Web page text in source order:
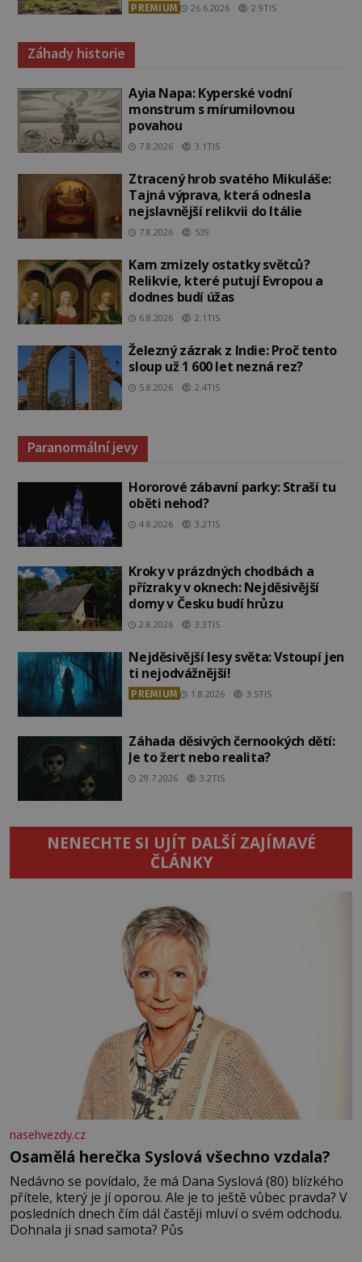
PREMIUM 26.6.2026 2.9TIS
Záhady historie
Ayia Napa: Kyperské vodní
monstrum s mírumilovnou
povahou
7.8.2026 3.1TIS
Ztracený hrob svatého Mikuláše:
Tajná výprava, která odnesla
nejslavnější relikvii do Itálie
7.8.2026 539
Kam zmizely ostatky světců?
Relikvie, které putují Evropou a
dodnes budí úžas
6.8.2026 2.1TIS
Železný zázrak z Indie: Proč tento
sloup už 1 600 let nezná rez?
5.8.2026 2.4TIS
Paranormální jevy
Hororové zábavní parky: Straší tu
oběti nehod?
4.8.2026 3.2TIS
Kroky v prázdných chodbách a
přízraky v oknech: Nejděsivější
domy v Česku budí hrůzu
2.8.2026 3.3TIS
Nejděsivější lesy světa: Vstoupí jen
ti nejodvážnější!
PREMIUM 1.8.2026 3.5TIS
Záhada děsivých černookých dětí:
Je to žert nebo realita?
29.7.2026 3.2TIS
NENECHTE SI UJÍT DALŠÍ ZAJÍMAVÉ
ČLÁNKY
nasehvezdy.cz
Osamělá herečka Syslová všechno vzdala?
Nedávno se povídalo, že má Dana Syslová (80) blízkého
přítele, který je jí oporou. Ale je to ještě vůbec pravda? V
posledních dnech čím dál častěji mluví o svém odchodu.
Dohnala ji snad samota? Půs